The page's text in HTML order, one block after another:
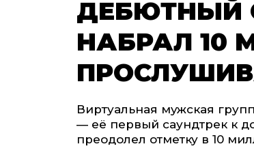
ДЕБЮТНЫЙ
НАБРАЛ 10
Виртуальная мужская
— её первый саундтрек к
преодолел отметку в 10